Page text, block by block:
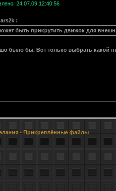
24.07.09 12:40:56
:
быть прикрутить движок для
было бы. Вот только выбрать какой
- Прикреплённые файлы